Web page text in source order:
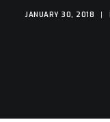
JANUARY 30, 2018 |